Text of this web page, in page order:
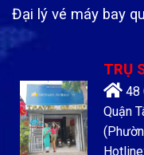
Đại lý vé máy bay
TRỤ
48
Quận
Hotline: